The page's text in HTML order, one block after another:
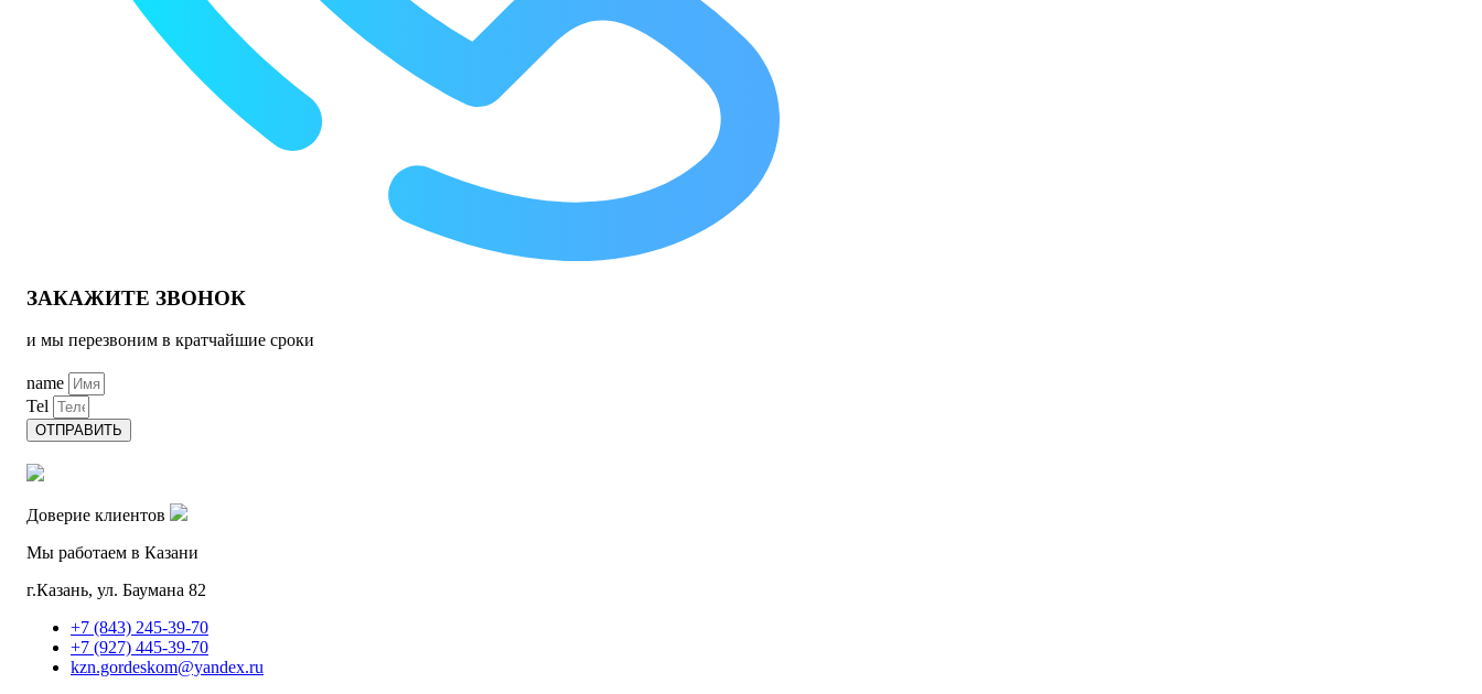
ЗАКАЖИТЕ ЗВОНОК
и мы перезвоним в кратчайшие сроки
name
Tel
ОТПРАВИТЬ
Доверие клиентов
Мы работаем в Казани
г.Казань, ул. Баумана 82
+7 (843) 245-39-70
+7 (927) 445-39-70
kzn.gordeskom@yandex.ru